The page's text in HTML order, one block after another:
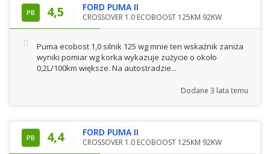
PB 4,5 FORD PUMA II
CROSSOVER 1.0 ECOBOOST 125KM 92KW
Puma ecobost 1,0 silnik 125 wg mnie ten wskaźnik zaniża
wyniki pomiar wg korka wykazuje zużycie o około
0,2L/100km większe. Na autostradzie...
Dodane 3 lata temu
PB 4,4 FORD PUMA II
CROSSOVER 1.0 ECOBOOST 125KM 92KW